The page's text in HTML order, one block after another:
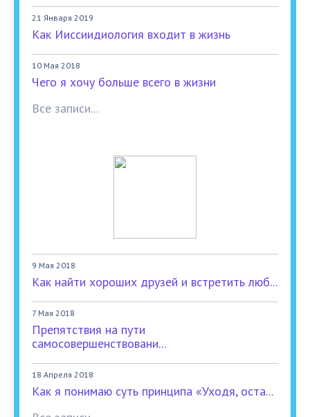
21 Января 2019
Как Ииссиидиология входит в жизнь
10 Мая 2018
Чего я хочу больше всего в жизни
Все записи...
9 Мая 2018
Как найти хороших друзей и встретить люб...
7 Мая 2018
Препятствия на пути
самосовершенствовани...
18 Апреля 2018
Как я понимаю суть принципа «Уходя, оста...